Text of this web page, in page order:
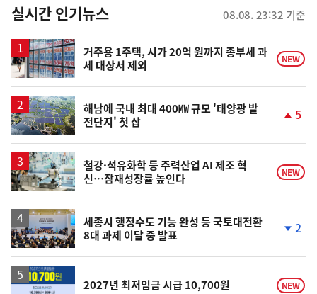
뉴
스
실시간 인기뉴스 08.08. 23:32 기준
거주용 1주택, 시가 20억 원까지 종부세 과
세 대상서 제외
NEW
해남에 국내 최대 400㎿ 규모 '태양광 발
전단지' 첫 삽
승
5
철강·석유화학 등 주력산업 AI 제조 혁
신…잠재성장률 높인다
NEW
세종시 행정수도 기능 완성 등 국토대전환
8대 과제 이달 중 발표
락
2
2027년 최저임금 시급 10,700원 NEW